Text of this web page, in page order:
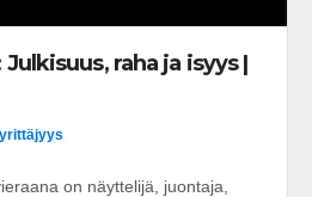
raha ja isyys |
on näyttelijä, juontaja,